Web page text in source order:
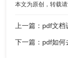
件
本文为原创，转载